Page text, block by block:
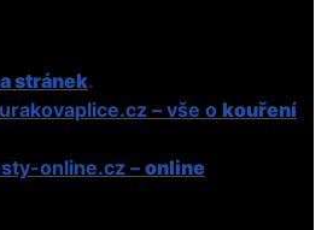
stránek.
– vše o kouření
online.cz –online